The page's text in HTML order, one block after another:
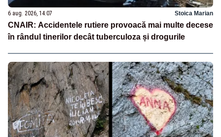
6 aug. 2026, 14:07 Stoica Marian
CNAIR: Accidentele rutiere provoacă mai multe decese
în rândul tinerilor decât tuberculoza și drogurile